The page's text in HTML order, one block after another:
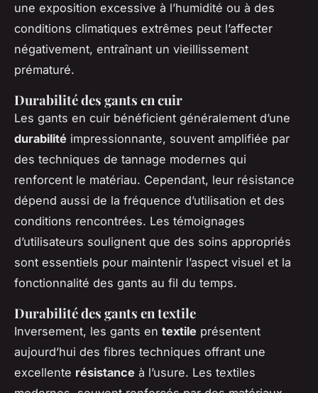
une exposition excessive à l’humidité ou à des
conditions climatiques extrêmes peut l’affecter
négativement, entraînant un vieillissement
prématuré.
Durabilité des gants en cuir
Les gants en cuir bénéficient généralement d’une
durabilité impressionnante, souvent amplifiée par
des techniques de tannage modernes qui
renforcent le matériau. Cependant, leur résistance
dépend aussi de la fréquence d’utilisation et des
conditions rencontrées. Les témoignages
d’utilisateurs soulignent que des soins appropriés
sont essentiels pour maintenir l’aspect visuel et la
fonctionnalité des gants au fil du temps.
Durabilité des gants en textile
Inversement, les gants en textile présentent
aujourd’hui des fibres techniques offrant une
excellente résistance à l’usure. Les textiles